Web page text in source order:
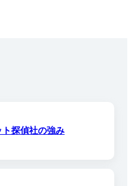
ト探偵社の強み